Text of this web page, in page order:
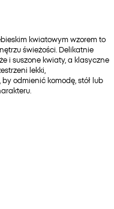
kwiatowym wzorem to
świeżości. Delikatnie
i suszone kwiaty, a klasyczne
lekki,
odmienić komodę, stół lub